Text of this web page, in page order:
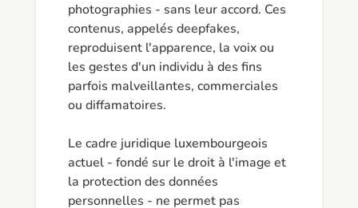
photographies - sans leur accord. Ces
contenus, appelés deepfakes,
reproduisent l'apparence, la voix ou
les gestes d'un individu à des fins
parfois malveillantes, commerciales
ou diffamatoires.
Le cadre juridique luxembourgeois
actuel - fondé sur le droit à l'image et
la protection des données
personnelles - ne permet pas